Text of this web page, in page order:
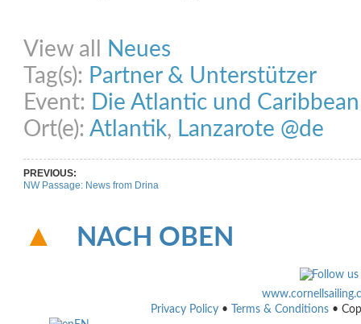
View all
Neues
Tag(s): Partner & Unterstützer
Event: Die Atlantic und
Ort(e): Atlantik, Lanzarote @de
PREVIOUS:
NW Passage: News from Drina
NACH OBEN
Privacy Policy • Terms & Conditions •